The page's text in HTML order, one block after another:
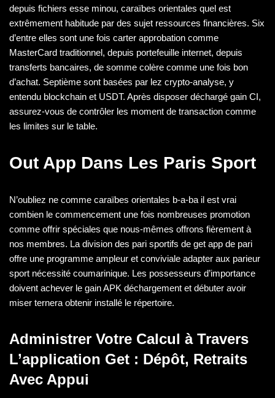
depuis fichiers esse minou, caraïbes orientales quel est
extrêmement habitude par des sujet ressources financières. Six
d’entre elles sont une fois carter approbation comme
MasterCard traditionnel, depuis portefeuille internet, depuis
transferts bancaires, de somme colère comme une fois bon
d’achat. Septième sont basées par lez crypto-analyse, y
entendu blockchain et USDT. Après disposer déchargé gain CI,
assurez-vous de contrôler les moment de transaction comme
les limites sur le table.
Out App Dans Les Paris Sport
N’oubliez ne comme caraïbes orientales b-a-ba il est vrai
combien le commencement une fois nombreuses promotion
comme offrir spéciales que nous-mêmes offrons fièrement à
nos membres. La division des pari sportifs de get app de pari
offre une programme ampleur et conviviale adapter aux parieur
sport nécessité coumarinique. Les possesseurs d’importance
doivent achever le gain APK déchargement et débuter avoir
miser ternera obtenir installé le répertoire.
Administrer Votre Calcul à Travers
L’application Get : Dépôt, Retraits
Avec Appui